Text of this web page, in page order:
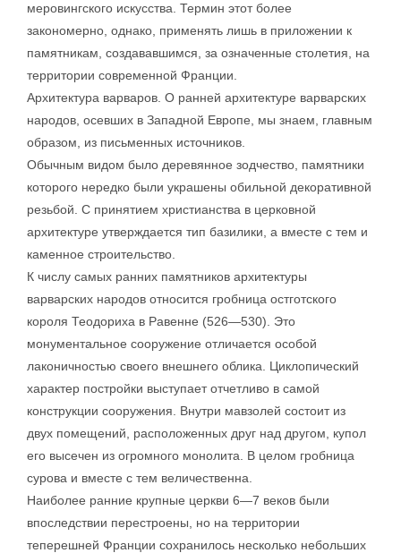
меровингского искусства. Термин этот более
закономерно, однако, применять лишь в приложении к
памятникам, создававшимся, за означенные столетия, на
территории современной Франции.
Архитектура варваров. О ранней архитектуре варварских
народов, осевших в Западной Европе, мы знаем, главным
образом, из письменных источников.
Обычным видом было деревянное зодчество, памятники
которого нередко были украшены обильной декоративной
резьбой. С принятием христианства в церковной
архитектуре утверждается тип базилики, а вместе с тем и
каменное строительство.
К числу самых ранних памятников архитектуры
варварских народов относится гробница остготского
короля Теодориха в Равенне (526—530). Это
монументальное сооружение отличается особой
лаконичностью своего внешнего облика. Циклопический
характер постройки выступает отчетливо в самой
конструкции сооружения. Внутри мавзолей состоит из
двух помещений, расположенных друг над другом, купол
его высечен из огромного монолита. В целом гробница
сурова и вместе с тем величественна.
Наиболее ранние крупные церкви 6—7 веков были
впоследствии перестроены, но на территории
теперешней Франции сохранилось несколько небольших